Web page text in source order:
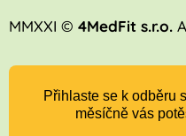
MMXXI © 4MedFit s.r.o.
Přihlaste se k odběru
měsíčně vás